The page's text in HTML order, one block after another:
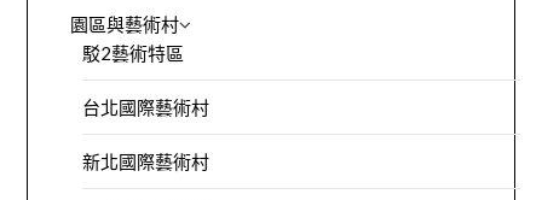
園區與藝術村
駁2藝術特區
台北國際藝術村
新北國際藝術村